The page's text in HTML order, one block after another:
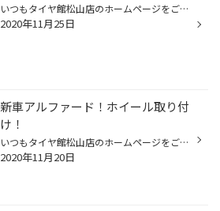
いつもタイヤ館松山店のホームページをご覧頂き誠にありがとうございます♪ 11月も後半になり、年末までもう少しとなりましたね！ 皆様、お車の冬支度はお済みでしょうか？ 冬になったらスタッドレスタイヤ！ もちろん、私の自家用車のヴォクシーやタントも確りと スタッドレスタイヤに履き替えてお...
2020年11月25日
新車アルファード！ホイール取り付
け！
いつもタイヤ館松山店のホームページをご覧いただき誠に有難う御座います！ 本日は現行アルファードのホイール交換の報告です♪ ホイル：ウェッズ レオニス GX 19インチ タイヤ：ブリヂストン REGNO GRVⅡ オーナー様は大人な方で、あまり派手ではなく、しかもカッコよく！ の希望で、ウェッズさんの...
2020年11月20日